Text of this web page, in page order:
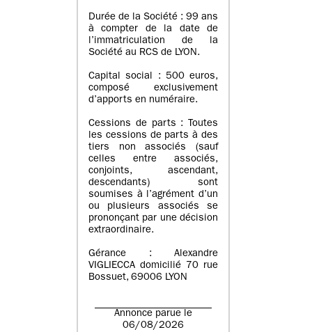
Durée de la Société : 99 ans
à compter de la date de
l’immatriculation de la
Société au RCS de LYON.
Capital social : 500 euros,
composé exclusivement
d’apports en numéraire.
Cessions de parts : Toutes
les cessions de parts à des
tiers non associés (sauf
celles entre associés,
conjoints, ascendant,
descendants) sont
soumises à l’agrément d’un
ou plusieurs associés se
prononçant par une décision
extraordinaire.
Gérance : Alexandre
VIGLIECCA domicilié 70 rue
Bossuet, 69006 LYON
Annonce parue le
06/08/2026